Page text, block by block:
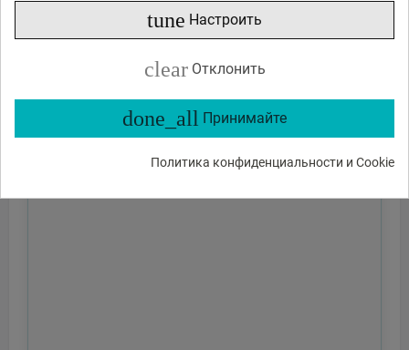
tune Настроить
clear Отклонить
done_all Принимайте
Политика конфиденциальности и Cookie